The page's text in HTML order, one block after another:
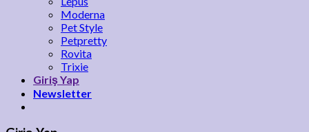
Moderna
Pet Style
Petpretty
Rovita
Trixie
Giriş Yap
Newsletter